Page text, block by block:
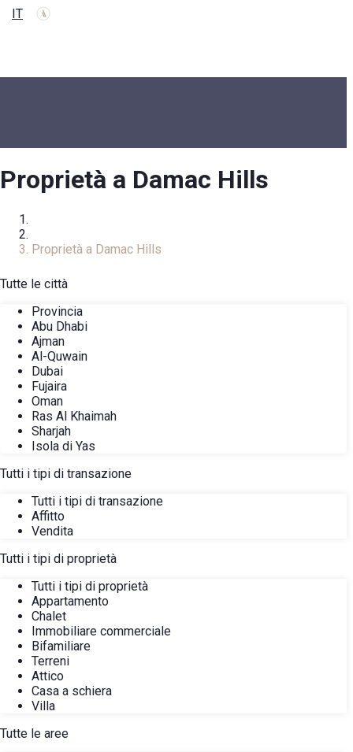
IT
Proprietà a Damac Hills
Proprietà a Damac Hills
Tutte le città
Provincia
Abu Dhabi
Ajman
Al-Quwain
Dubai
Fujaira
Oman
Ras Al Khaimah
Sharjah
Isola di Yas
Tutti i tipi di transazione
Tutti i tipi di transazione
Affitto
Vendita
Tutti i tipi di proprietà
Tutti i tipi di proprietà
Appartamento
Chalet
Immobiliare commerciale
Bifamiliare
Terreni
Attico
Casa a schiera
Villa
Tutte le aree